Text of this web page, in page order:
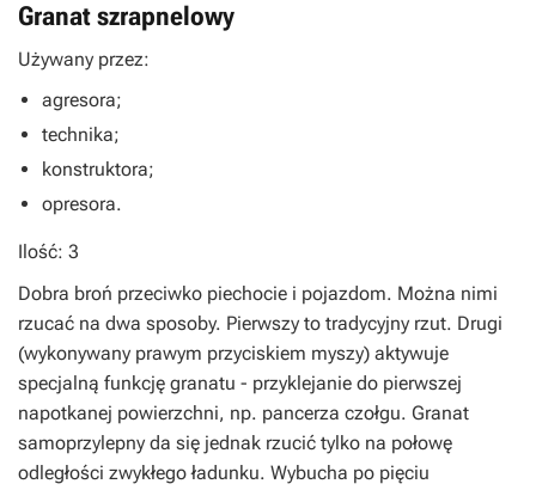
Granat szrapnelowy
Używany przez:
agresora;
technika;
konstruktora;
opresora.
Ilość: 3
Dobra broń przeciwko piechocie i pojazdom. Można nimi
rzucać na dwa sposoby. Pierwszy to tradycyjny rzut. Drugi
(wykonywany prawym przyciskiem myszy) aktywuje
specjalną funkcję granatu - przyklejanie do pierwszej
napotkanej powierzchni, np. pancerza czołgu. Granat
samoprzylepny da się jednak rzucić tylko na połowę
odległości zwykłego ładunku. Wybucha po pięciu